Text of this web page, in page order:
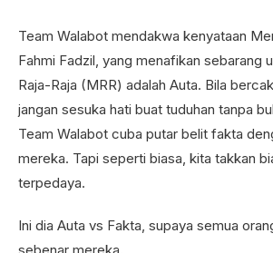
Team Walabot mendakwa kenyataan
Fahmi Fadzil, yang menafikan sebarang
Raja-Raja (MRR) adalah Auta. Bila
jangan sesuka hati buat tuduhan tanpa
Team Walabot cuba putar belit fakta
mereka. Tapi seperti biasa, kita takkan
terpedaya.
Ini dia Auta vs Fakta, supaya semua